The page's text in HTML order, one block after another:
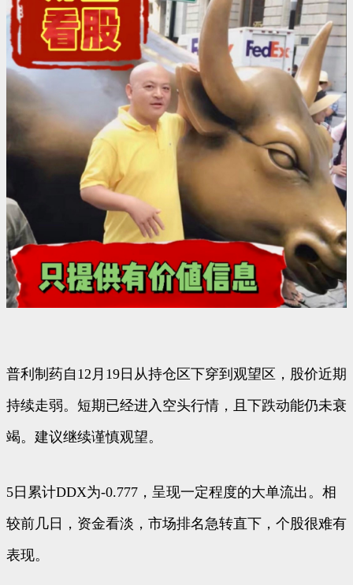
普利制药自12月19日从持仓区下穿到观望区，股价近期
持续走弱。短期已经进入空头行情，且下跌动能仍未衰
竭。建议继续谨慎观望。
5日累计DDX为-0.777，呈现一定程度的大单流出。相
较前几日，资金看淡，市场排名急转直下，个股很难有
表现。